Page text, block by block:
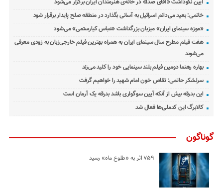
آیین نکوداشت «آقای صدا» در خانه‌ی هنرمندان ایران برگزار می‌شود
خاتمی: بعید می‌دانم اسرائیل به آسانی بگذارد در منطقه صلح پایدار برقرار شود
«موزه سینمای ایران» میزبان بزرگداشت «عباس کیارستمی» می‌شود
هفت فیلم مطرح سال سینمای ایران به همراه بهترین فیلم خارجی‌زبان به زودی معرفی
می‌شوند
بهاره رهنما دومین فیلم بلند سینمایی خود را کلید می‌زند
سرلشکر حاتمی: تقاص خون امام شهید را خواهیم گرفت
این بدرقه بیش از آنکه آیین سوگواری باشد بدرقه یک آرمان است
کالابرگ این کدملی‌ها فعال شد
گوناگون
۷۵۹ اثر به «طلوع ماه» رسید